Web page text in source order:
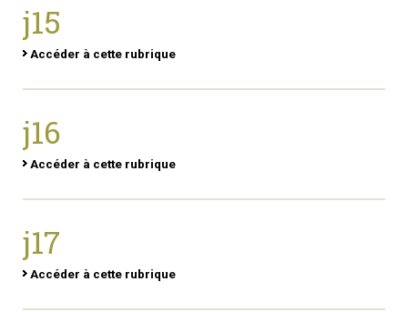
j15
Accéder à cette rubrique
j16
Accéder à cette rubrique
j17
Accéder à cette rubrique